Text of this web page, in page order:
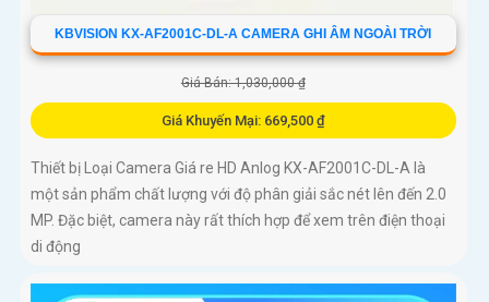
KBVISION KX-AF2001C-DL-A CAMERA GHI ÂM NGOÀI TRỜI
Giá Bán: 1,030,000 ₫
Giá Khuyến Mại: 669,500 ₫
Thiết bị Loại Camera Giá re HD Anlog KX-AF2001C-DL-A là
một sản phẩm chất lượng với độ phân giải sắc nét lên đến 2.0
MP. Đặc biệt, camera này rất thích hợp để xem trên điện thoại
di động